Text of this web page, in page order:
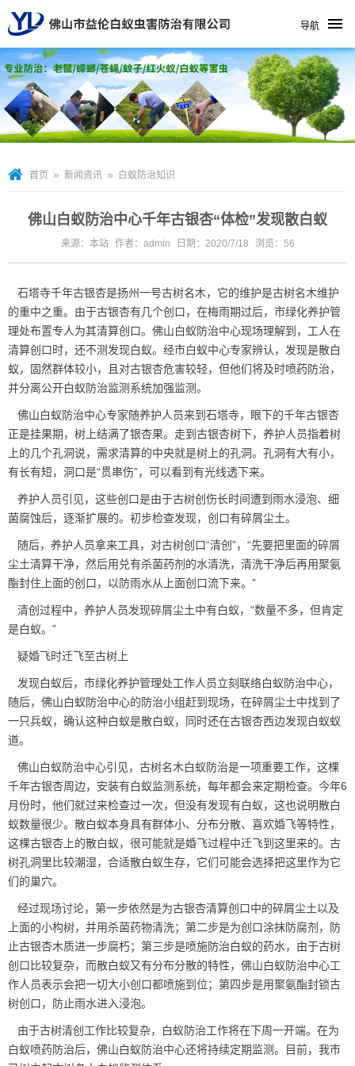
导航
首页 » 新闻资讯 » 白蚁防治知识
佛山白蚁防治中心千年古银杏“体检”发现散白蚁
来源：本站 作者：admin 日期：2020/7/18 浏览： 56
石塔寺千年古银杏是扬州一号古树名木，它的维护是古树名木维护
的重中之重。由于古银杏有几个创口，在梅雨期过后，市绿化养护管
理处布置专人为其清算创口。佛山白蚁防治中心现场理解到，工人在
清算创口时，还不测发现白蚁。经市白蚁中心专家辨认，发现是散白
蚁，固然群体较小，且对古银杏危害较轻，但他们将及时喷药防治，
并分离公开白蚁防治监测系统加强监测。
佛山白蚁防治中心专家随养护人员来到石塔寺，眼下的千年古银杏
正是挂果期，树上结满了银杏果。走到古银杏树下，养护人员指着树
上的几个孔洞说，需求清算的中央就是树上的孔洞。孔洞有大有小，
有长有短，洞口是“贯串伤”，可以看到有光线透下来。
养护人员引见，这些创口是由于古树创伤长时间遭到雨水浸泡、细
菌腐蚀后，逐渐扩展的。初步检查发现，创口有碎屑尘土。
随后，养护人员拿来工具，对古树创口“清创”，“先要把里面的碎屑
尘土清算干净，然后用兑有杀菌药剂的水清洗，清洗干净后再用聚氨
酯封住上面的创口，以防雨水从上面创口流下来。”
清创过程中，养护人员发现碎屑尘土中有白蚁，“数量不多，但肯定
是白蚁。”
疑婚飞时迁飞至古树上
发现白蚁后，市绿化养护管理处工作人员立刻联络白蚁防治中心，
随后，佛山白蚁防治中心的防治小组赶到现场，在碎屑尘土中找到了
一只兵蚁，确认这种白蚁是散白蚁，同时还在古银杏西边发现白蚁蚁
道。
佛山白蚁防治中心引见， 古树名木白蚁防治是一项重要工作，这棵
千年古银杏周边，安装有白蚁监测系统，每年都会来定期检查。今年6
月份时，他们就过来检查过一次，但没有发现有白蚁，这也说明散白
蚁数量很少。散白蚁本身具有群体小、分布分散、喜欢婚飞等特性，
这棵古银杏上的散白蚁，很可能就是婚飞过程中迁飞到这里来的。古
树孔洞里比较潮湿，合适散白蚁生存，它们可能会选择把这里作为它
们的巢穴。
经过现场讨论，第一步依然是为古银杏清算创口中的碎屑尘土以及
上面的小构树，并用杀菌药物清洗；第二步是为创口涂抹防腐剂，防
止古银杏木质进一步腐朽；第三步是喷施防治白蚁的药水，由于古树
创口比较复杂，而散白蚁又有分布分散的特性，佛山白蚁防治中心工
作人员表示会把一切大小创口都喷施到位；第四步是用聚氨酯封锁古
树创口，防止雨水进入浸泡。
由于古树清创工作比较复杂，白蚁防治工作将在下周一开端。在为
白蚁喷药防治后，佛山白蚁防治中心还将持续定期监测。目前，我市